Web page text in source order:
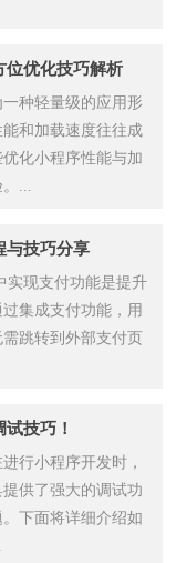
位优化技巧解析
种轻量级的应用形
和加载速度往往成
化小程序性能与加
...
与技巧分享
实现支付功能是提升
集成支付功能，用
跳转到外部支付页
技巧！
行小程序开发时，
供了强大的调试功
下面将详细介绍如